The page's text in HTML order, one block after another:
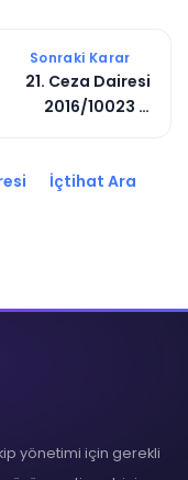
Sonraki Karar
21. Ceza Dairesi
2016/10023 E.
İçtihat Ara
yönetimi için gerekli